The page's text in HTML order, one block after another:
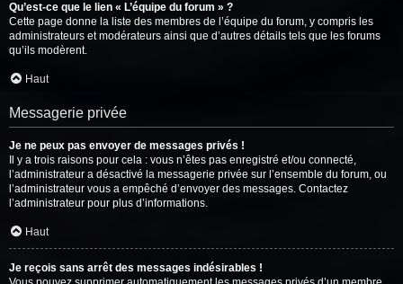
Qu’est-ce que le lien « L’équipe du forum » ?
Cette page donne la liste des membres de l’équipe du forum, y compris les
administrateurs et modérateurs ainsi que d’autres détails tels que les forums
qu’ils modèrent.
Haut
Messagerie privée
Je ne peux pas envoyer de messages privés !
Il y a trois raisons pour cela : vous n’êtes pas enregistré et/ou connecté,
l’administrateur a désactivé la messagerie privée sur l’ensemble du forum, ou
l’administrateur vous a empêché d’envoyer des messages. Contactez
l’administrateur pour plus d’informations.
Haut
Je reçois sans arrêt des messages indésirables !